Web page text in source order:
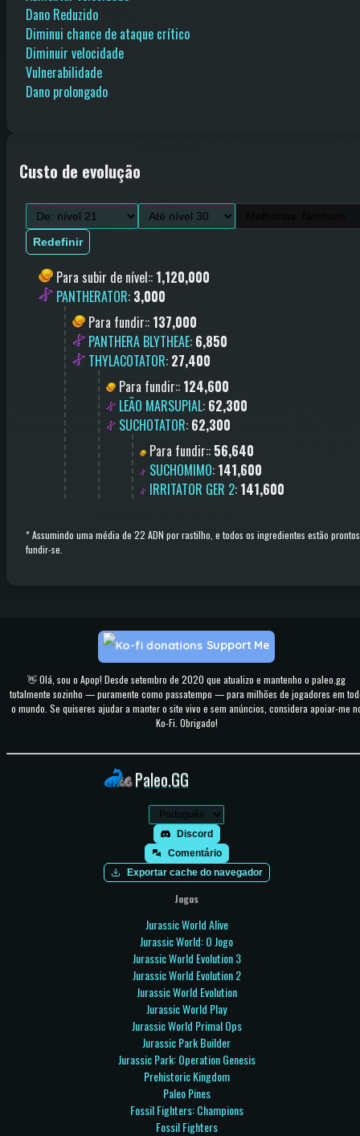
Dano Reduzido
Diminui chance de ataque crítico
Diminuir velocidade
Vulnerabilidade
Dano prolongado
Custo de evolução
Redefinir
Para subir de nível:: 1,120,000
PANTHERATOR: 3,000
Para fundir:: 137,000
PANTHERA BLYTHEAE: 6,850
THYLACOTATOR: 27,400
Para fundir:: 124,600
LEÃO MARSUPIAL: 62,300
SUCHOTATOR: 62,300
Para fundir:: 56,640
SUCHOMIMO: 141,600
IRRITATOR GER 2: 141,600
*Assumindo uma média de 22 ADN por rastilho, e todos os ingredientes estão
fundir-se.
👋 Olá, sou o Apop! Desde setembro de 2020 que atualizo e mantenho o paleo.gg
totalmente sozinho — puramente como passatempo — para milhões de jogadores em
o mundo. Se quiseres ajudar a manter o site vivo e sem anúncios, considera apoiar-me
Ko-Fi. Obrigado!
Support Me
Paleo.GG
Discord
Comentário
Exportar cache do navegador
Jogos
Jurassic World Alive
Jurassic World: O Jogo
Jurassic World Evolution 3
Jurassic World Evolution 2
Jurassic World Evolution
Jurassic World Play
Jurassic World Primal Ops
Jurassic Park Builder
Jurassic Park: Operation Genesis
Prehistoric Kingdom
Paleo Pines
Fossil Fighters: Champions
Fossil Fighters